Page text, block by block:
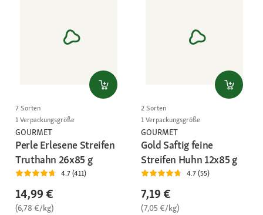
7 Sorten
1 Verpackungsgröße
GOURMET
Perle Erlesene Streifen
Truthahn 26x85 g
4.7 (411)
14,99 €
(6,78 €/kg)
2 Sorten
1 Verpackungsgröße
GOURMET
Gold Saftig feine
Streifen Huhn 12x85 g
4.7 (55)
7,19 €
(7,05 €/kg)